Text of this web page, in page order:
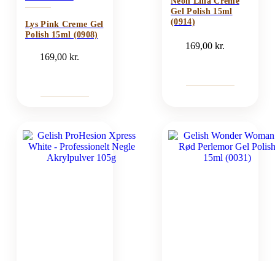
Lys Pink Creme Gel
Polish 15ml (0908)
169,00kr.
Gel Polish 15ml
(0914)
169,00kr.